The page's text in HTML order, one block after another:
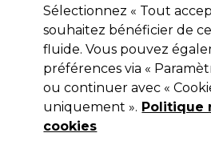
Sibel Pinces Sépare-
13,49 €
Sélectionnez « Tout
souhaitez bénéficier de
fluide. Vous pouvez
préférences via «
ou continuer avec «
uniquement ». Politique
cookies